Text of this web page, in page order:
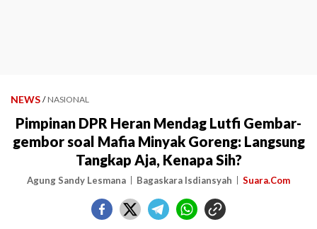
NEWS / NASIONAL
Pimpinan DPR Heran Mendag Lutfi Gembar-
gembor soal Mafia Minyak Goreng: Langsung
Tangkap Aja, Kenapa Sih?
Agung Sandy Lesmana Bagaskara Isdiansyah Suara.Com